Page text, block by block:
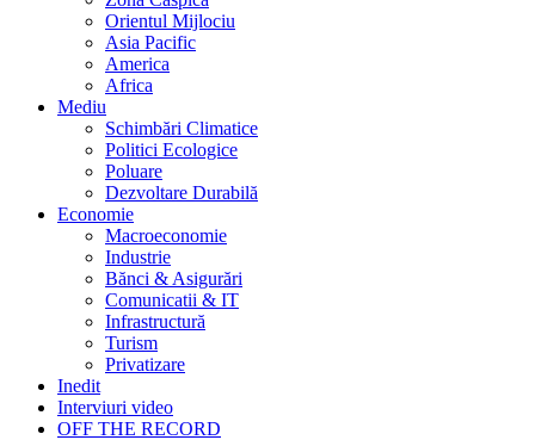
Orientul Mijlociu
Asia Pacific
America
Africa
Mediu
Schimbări Climatice
Politici Ecologice
Poluare
Dezvoltare Durabilă
Economie
Macroeconomie
Industrie
Bănci & Asigurări
Comunicatii & IT
Infrastructură
Turism
Privatizare
Inedit
Interviuri video
OFF THE RECORD